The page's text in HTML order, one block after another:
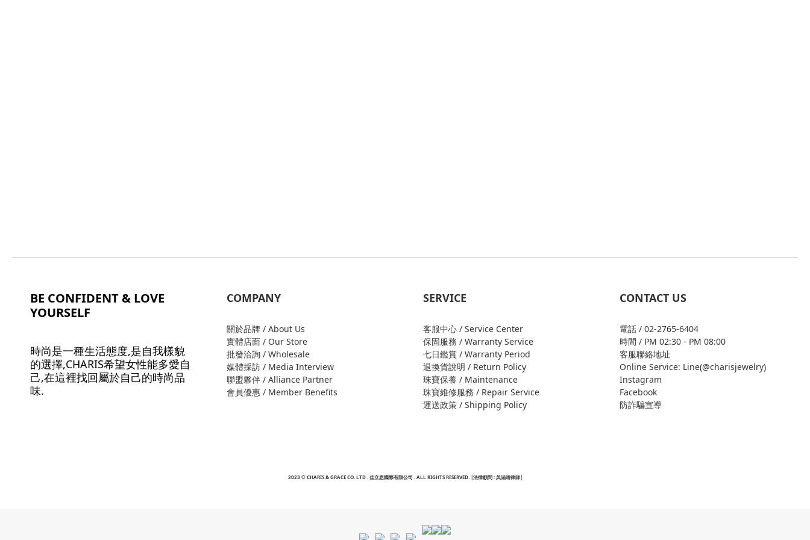
BE CONFIDENT & LOVE
YOURSELF
時尚是一種生活態度,是自我樣貌
的選擇,CHARIS希望女性能多愛自
己,在這裡找回屬於自己的時尚品
味.
COMPANY
關於品牌 / About Us
實體店面 / Our Store
批發洽詢 / Wholesale
媒體採訪 / Media Interview
聯盟夥伴 / Alliance Partner
會員優惠 / Member Benefits
SERVICE
客服中心 / Service Center
保固服務 / Warranty Service
七日鑑賞 / Warranty Period
退換貨說明 / Return Policy
珠寶保養 / Maintenance
珠寶維修服務 / Repair Service
運送政策 / Shipping Policy
CONTACT US
電話 / 02-2765-6404
時間 / PM 02:30 - PM 08:00
客服聯絡地址
Online Service: Line(@charisjewelry)
Instagram
Facebook
防詐騙宣導
2023 © CHARIS & GRACE CO. LTD . 佳立思國際有限公司 . ALL RIGHTS RESERVED. |法律顧問 : 吳涵晴律師|